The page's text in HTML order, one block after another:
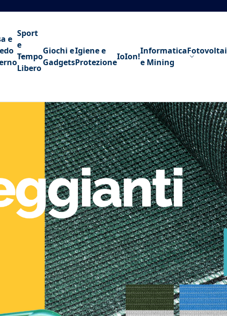
e
Sport
e
Tempo
Libero
Giochi e
Gadgets
Igiene e
Protezione
IoIon!
Informatica
e Mining